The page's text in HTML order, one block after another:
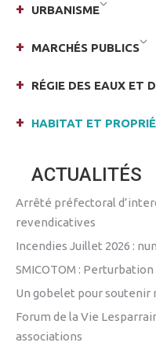
URBANISME
MARCHÉS PUBLICS
RÉGIE DES EAUX ET
HABITAT ET
ACTUALITÉS
Arrêté préfectoral
revendicatives
Incendies Juillet 2026 :
SMICOTOM :
Un gobelet pour soutenir
Forum de la Vie
associations